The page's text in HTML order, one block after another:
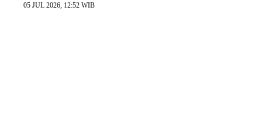
05 JUL 2026, 12:52 WIB